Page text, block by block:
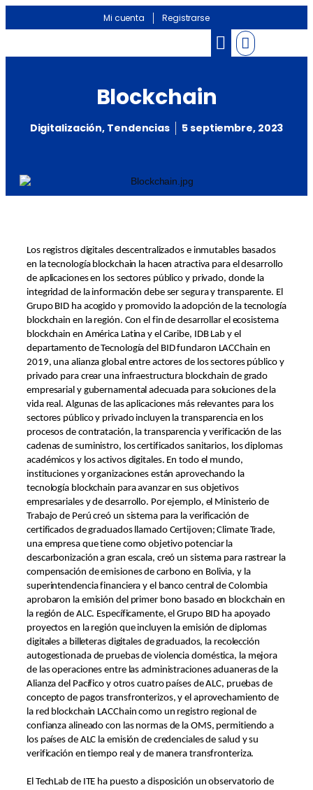
Mi cuenta Registrarse
Blockchain
Digitalización, Tendencias 5 septiembre, 2023
Los registros digitales descentralizados e inmutables basados
en la tecnología blockchain la hacen atractiva para el desarrollo
de aplicaciones en los sectores público y privado, donde la
integridad de la información debe ser segura y transparente. El
Grupo BID ha acogido y promovido la adopción de la tecnología
blockchain en la región. Con el fin de desarrollar el ecosistema
blockchain en América Latina y el Caribe, IDB Lab y el
departamento de Tecnología del BID fundaron LACChain en
2019, una alianza global entre actores de los sectores público y
privado para crear una infraestructura blockchain de grado
empresarial y gubernamental adecuada para soluciones de la
vida real. Algunas de las aplicaciones más relevantes para los
sectores público y privado incluyen la transparencia en los
procesos de contratación, la transparencia y verificación de las
cadenas de suministro, los certificados sanitarios, los diplomas
académicos y los activos digitales. En todo el mundo,
instituciones y organizaciones están aprovechando la
tecnología blockchain para avanzar en sus objetivos
empresariales y de desarrollo. Por ejemplo, el Ministerio de
Trabajo de Perú creó un sistema para la verificación de
certificados de graduados llamado Certijoven; Climate Trade,
una empresa que tiene como objetivo potenciar la
descarbonización a gran escala, creó un sistema para rastrear la
compensación de emisiones de carbono en Bolivia, y la
superintendencia financiera y el banco central de Colombia
aprobaron la emisión del primer bono basado en blockchain en
la región de ALC. Específicamente, el Grupo BID ha apoyado
proyectos en la región que incluyen la emisión de diplomas
digitales a billeteras digitales de graduados, la recolección
autogestionada de pruebas de violencia doméstica, la mejora
de las operaciones entre las administraciones aduaneras de la
Alianza del Pacífico y otros cuatro países de ALC, pruebas de
concepto de pagos transfronterizos, y el aprovechamiento de
la red blockchain LACChain como un registro regional de
confianza alineado con las normas de la OMS, permitiendo a
los países de ALC la emisión de credenciales de salud y su
verificación en tiempo real y de manera transfronteriza.
El TechLab de ITE ha puesto a disposición un observatorio de